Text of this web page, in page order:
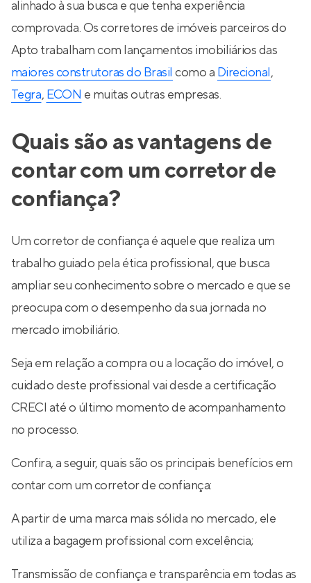
alinhado à sua busca e que tenha experiência
comprovada. Os corretores de imóveis parceiros do
Apto trabalham com lançamentos imobiliários das
maiores construtoras do Brasil como a Direcional,
Tegra, ECON e muitas outras empresas.
Quais são as vantagens de
contar com um corretor de
confiança?
Um corretor de confiança é aquele que realiza um
trabalho guiado pela ética profissional, que busca
ampliar seu conhecimento sobre o mercado e que se
preocupa com o desempenho da sua jornada no
mercado imobiliário.
Seja em relação a compra ou a locação do imóvel, o
cuidado deste profissional vai desde a certificação
CRECI até o último momento de acompanhamento
no processo.
Confira, a seguir, quais são os principais benefícios em
contar com um corretor de confiança:
A partir de uma marca mais sólida no mercado, ele
utiliza a bagagem profissional com excelência;
Transmissão de confiança e transparência em todas as